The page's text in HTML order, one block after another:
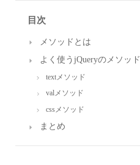
目次
メソッドとは
よく使うjQueryのメソッド
textメソッド
valメソッド
cssメソッド
まとめ